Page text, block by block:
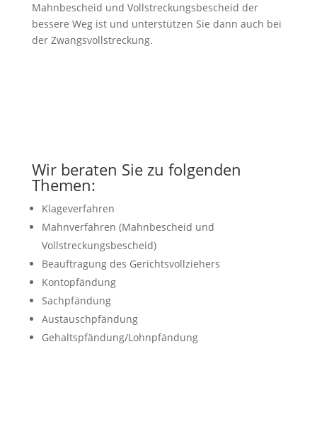
Mahnbescheid und Vollstreckungsbescheid der
bessere Weg ist und unterstützen Sie dann auch bei
der Zwangsvollstreckung.
Wir beraten Sie zu folgenden
Themen:
Klageverfahren
Mahnverfahren (Mahnbescheid und
Vollstreckungsbescheid)
Beauftragung des Gerichtsvollziehers
Kontopfändung
Sachpfändung
Austauschpfändung
Gehaltspfändung/Lohnpfändung